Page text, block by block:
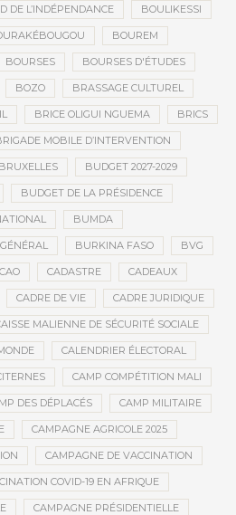
DE L’INDÉPENDANCE BOULIKESSI
BOUREM
BOURSES BOURSES D'ÉTUDES
BOZO BRASSAGE CULTUREL
BRICE OLIGUI NGUEMA BRICS
MOBILE D’INTERVENTION
BRUXELLES BUDGET 2027-2029
BUDGET DE LA PRÉSIDENCE
BUMDA
BURKINA FASO BVG
CADASTRE CADEAUX
CADRE DE VIE CADRE JURIDIQUE
MALIENNE DE SÉCURITÉ SOCIALE
CALENDRIER ÉLECTORAL
CAMP COMPÉTITION MALI
DES DÉPLACÉS CAMP MILITAIRE
CAMPAGNE AGRICOLE 2025
CAMPAGNE DE VACCINATION
COVID-19 EN AFRIQUE
CAMPAGNE PRÉSIDENTIELLE